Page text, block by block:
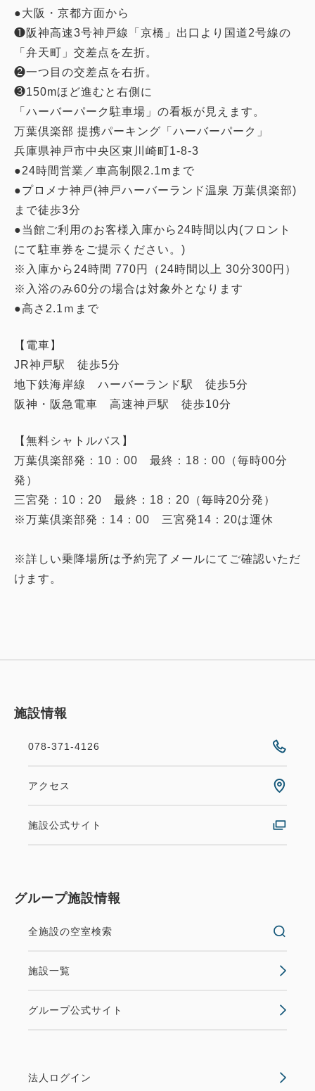
●大阪・京都方面から
❶阪神高速3号神戸線「京橋」出口より国道2号線の
「弁天町」交差点を左折。
❷一つ目の交差点を右折。
❸150mほど進むと右側に
「ハーバーパーク駐車場」の看板が見えます。
万葉倶楽部 提携パーキング「ハーバーパーク」
兵庫県神戸市中央区東川崎町1-8-3
●24時間営業／車高制限2.1mまで
●プロメナ神戸(神戸ハーバーランド温泉 万葉倶楽部)
まで徒歩3分
●当館ご利用のお客様入庫から24時間以内(フロント
にて駐車券をご提示ください。)
※入庫から24時間 770円（24時間以上 30分300円）
※入浴のみ60分の場合は対象外となります
●高さ2.1ｍまで
【電車】
JR神戸駅 徒歩5分
地下鉄海岸線 ハーバーランド駅 徒歩5分
阪神・阪急電車 高速神戸駅 徒歩10分
【無料シャトルバス】
万葉倶楽部発：10：00 最終：18：00（毎時00分
発）
三宮発：10：20 最終：18：20（毎時20分発）
※万葉倶楽部発：14：00 三宮発14：20は運休
※詳しい乗降場所は予約完了メールにてご確認いただ
けます。
施設情報
078-371-4126
アクセス
施設公式サイト
グループ施設情報
全施設の空室検索
施設一覧
グループ公式サイト
法人ログイン